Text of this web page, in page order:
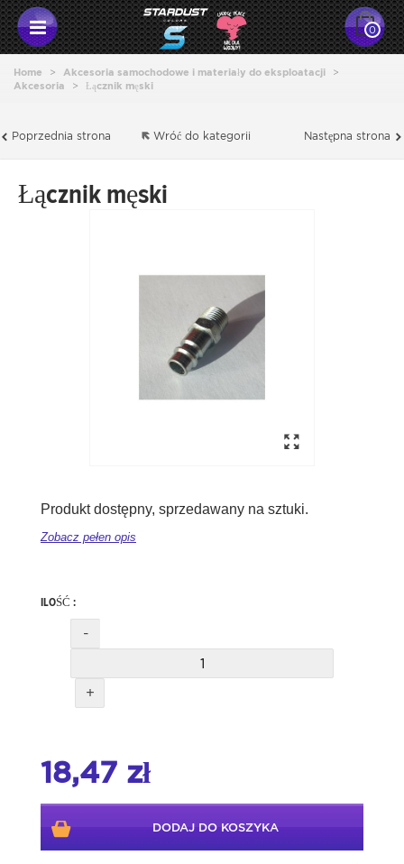
0
Home > Akcesoria samochodowe i materiały do eksploatacji
>
Akcesoria
> Łącznik męski
Poprzednia strona Następna strona
Wróć do kategorii
Łącznik męski
Produkt dostępny, sprzedawany na sztuki.
Zobacz pełen opis
ILOŚĆ :
-
+
18,47 zł
DODAJ DO KOSZYKA